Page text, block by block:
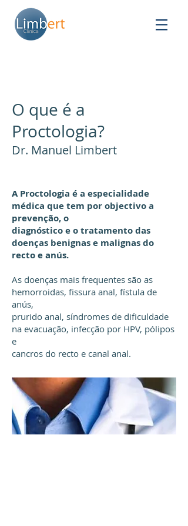
O que é a
Proctologia?
Dr. Manuel Limbert
A Proctologia é a especialidade
médica que tem por objectivo a
prevenção, o
diagnóstico e o tratamento das
doenças benignas e malignas do
recto e anús.
As doenças mais frequentes são as
hemorroidas, fissura anal, fístula de
anús,
prurido anal, síndromes de dificuldade
na evacuação, infecção por HPV, pólipos
e
cancros do recto e canal anal.